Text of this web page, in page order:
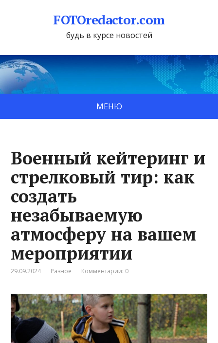
FOTOredactor.com
будь в курсе новостей
МЕНЮ
Военный кейтеринг и
стрелковый тир: как
создать
незабываемую
атмосферу на вашем
мероприятии
29.09.2024 Разное Комментарии: 0